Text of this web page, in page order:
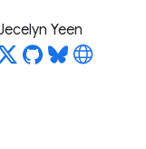
Yeen